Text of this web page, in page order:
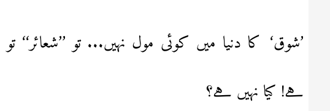
’شوق‘ کا دنیا میں کوئی مول نہیں... تو
ہے! کیا نہیں ہے؟